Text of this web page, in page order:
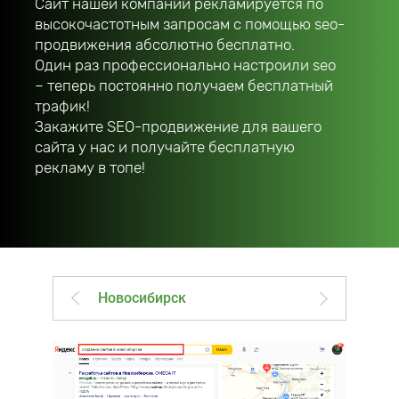
Сайт нашей компании рекламируется по
высокочастотным запросам с помощью seo-
продвижения абсолютно бесплатно.
Один раз профессионально настроили seo
– теперь постоянно получаем бесплатный
трафик!
Закажите SEO-продвижение для вашего
сайта у нас и получайте бесплатную
рекламу в топе!
Новосибирск